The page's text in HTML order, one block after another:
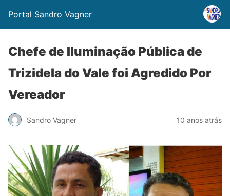
Portal Sandro Vagner
Chefe de Iluminação Pública de
Trizidela do Vale foi Agredido Por
Vereador
Sandro Vagner 10 anos atrás